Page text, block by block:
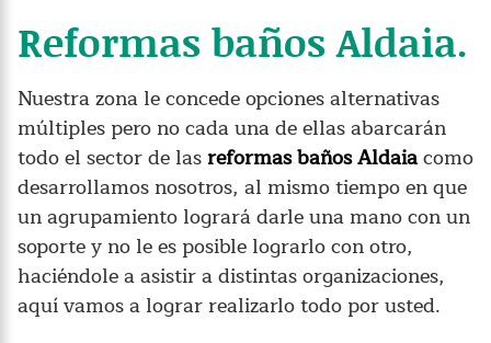
Reformas baños Aldaia.
Nuestra zona le concede opciones alternativas
múltiples pero no cada una de ellas abarcarán
todo el sector de lasreformas baños Aldaiacomo
desarrollamos nosotros, al mismo tiempo en que
un agrupamiento logrará darle una mano con un
soporte y no le es posible lograrlo con otro,
haciéndole a asistir a distintas organizaciones,
aquí vamos a lograr realizarlo todo por usted.